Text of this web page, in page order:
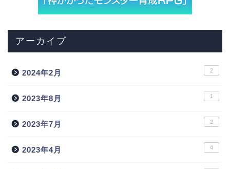
アーカイブ
2024年2月 2
2023年8月 1
2023年7月 2
2023年4月 4